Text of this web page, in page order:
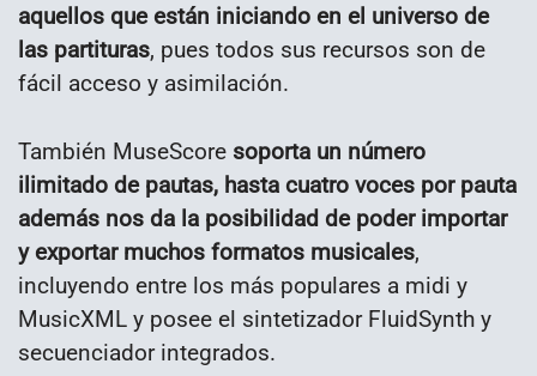
aquellos que están iniciando en el universo de
las partituras, pues todos sus recursos son de
fácil acceso y asimilación.
También MuseScore soporta un número
ilimitado de pautas, hasta cuatro voces por pauta
además nos da la posibilidad de poder importar
y exportar muchos formatos musicales,
incluyendo entre los más populares a midi y
MusicXML y posee el sintetizador FluidSynth y
secuenciador integrados.